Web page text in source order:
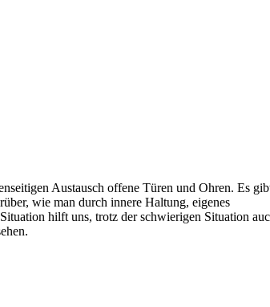
Austausch offene Türen und Ohren. Es
wie man durch innere Haltung, eigenes
hilft uns, trotz der schwierigen Situation